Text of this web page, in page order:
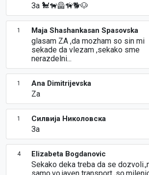
За 🐩🐕‍🦺🦮🐕🐶
1 Maja Shashankasan Spasovska
glasam ZA ,da mozham so sin mi
sekade da vlezam ,sekako sme
nerazdelni...
1 Ana Dimitrijevska
Za
1 Силвија Николовска
За
4 Elizabeta Bogdanovic
Sekako deka treba da se